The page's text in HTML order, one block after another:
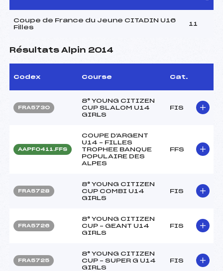
Coupe de France du Jeune CITADIN U16
Filles
11
Résultats Alpin 2014
Codex Course Cat.
FRA5730
8° YOUNG CITIZEN
CUP SLALOM U14
GIRLS
FIS
AAPF0411.FFS
COUPE D'ARGENT
U14 – FILLES
TROPHEE BANQUE
POPULAIRE DES
ALPES
FFS
FRA5728
8° YOUNG CITIZEN
CUP COMBI U14
GIRLS
FIS
FRA5726
8° YOUNG CITIZEN
CUP – GEANT U14
GIRLS
FIS
FRA5725
8° YOUNG CITIZEN
CUP – SUPER G U14
GIRLS
FIS